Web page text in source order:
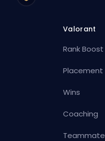
Valorant
Rank Boost
Placement
Wins
Coaching
Teammate